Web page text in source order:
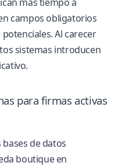
campos obligatorios
Al carecer
sistemas introducen
para firmas activas
de datos
boutique en